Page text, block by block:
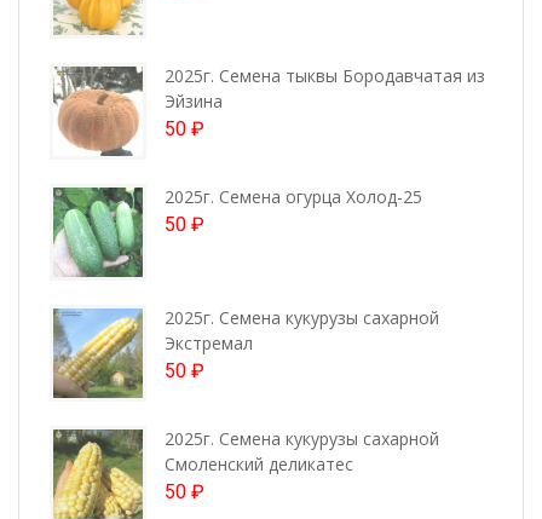
2025г. Семена тыквы Бородавчатая из
Эйзина
50 ₽
2025г. Семена огурца Холод-25
50 ₽
2025г. Семена кукурузы сахарной
Экстремал
50 ₽
2025г. Семена кукурузы сахарной
Смоленский деликатес
50 ₽